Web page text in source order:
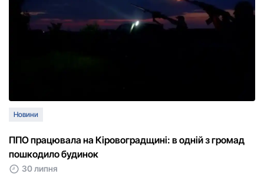
Новини
ППО працювала на Кіровоградщині: в одній з громад
пошкодило будинок
30 липня